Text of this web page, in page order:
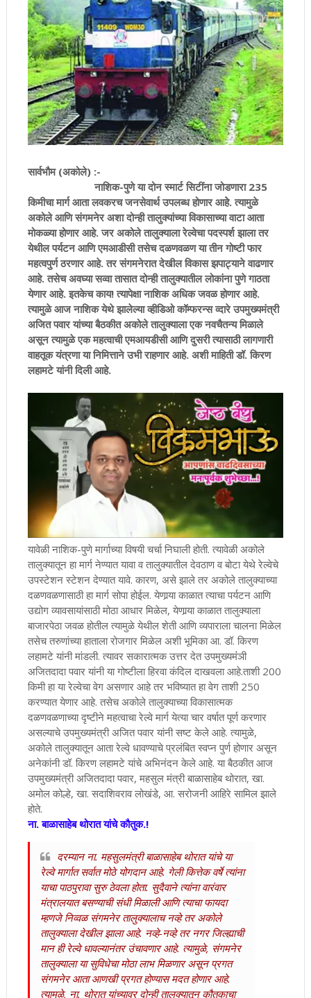
सार्वभौम (अकोले) :-
नाशिक-पुणे या दोन स्मार्ट सिटींना जोडणारा 235
किमीचा मार्ग आता लवकरच जनसेवार्थ उपलब्ध होणार आहेे. त्यामुळे
अकोले आणि संगमनेर अशा दोन्ही तालुक्यांच्या विकासाच्या वाटा आता
मोकळ्या होणार आहे. जर अकोले तालुक्याला रेल्वेचा पदस्पर्श झाला तर
येथील पर्यटन आणि एमआडीसी तसेच दळणवळण या तीन गोष्टी फार
महत्वपुर्ण ठरणार आहे. तर संगमनेरात देखील विकास झपाट्याने वाढणार
आहे. तसेच अवघ्या सव्वा तासात दोन्ही तालुक्यातील लोकांना पुणे गाठता
येणार आहे. इतकेच काय! त्यापेक्षा नाशिक अधिक जवळ होणार आहे.
त्यामुळे आज नाशिक येथे झालेल्या व्हीडिओ कॉम्फरन्स व्दारे उपमुख्यमंत्री
अजित पवार यांच्या बैठकीत अकोले तालुक्याला एक नवचैतन्य मिळाले
असून त्यामुळे एक महत्वाची एमआयडीसी आणि दुसरी त्यासाठी लागणारी
वाहतूक यंत्रणा या निमित्ताने उभी राहणार आहे. अशी माहिती डॉ. किरण
लहामटे यांनी दिली आहे.
यावेळी नाशिक-पुणे मार्गाच्या विषयी चर्चा निघाली होती. त्यावेळी अकोले
तालुक्यातून हा मार्ग नेण्यात यावा व तालुक्यातील देवठाण व बोटा येथे रेल्वेचे
उपस्टेशन स्टेशन देण्यात यावे. कारण, असे झाले तर अकोले तालुक्याच्या
दळणवळणासाठी हा मार्ग सोपा होईल. येणार्‍या काळात त्याचा पर्यटन आणि
उद्योग व्यावसायांसाठी मोठा आधार मिळेल, येणार्‍या काळात तालुक्याला
बाजारपेठा जवळ होतील त्यामुळे येथील शेती आणि व्यपाराला चालना मिळेल
तसेच तरुणांच्या हाताला रोजगार मिळेल अशी भूमिका आ. डॉ. किरण
लहामटे यांनी मांडली. त्यावर सकारात्मक उत्तर देत उपमुख्यमंंञी
अजितदादा पवार यांनी या गोष्टीला हिरवा कंदिल दाखवला आहे.ताशी 200
किमी हा या रेल्वेचा वेग असणार आहे तर भविष्यात हा वेग ताशी 250
करण्यात येणार आहे. तसेच अकोले तालुक्याच्या विकासात्मक
दळणवळणाच्या दृष्टीने महत्वाचा रेल्वे मार्ग येत्या चार वर्षात पूर्ण करणार
असल्याचे उपमुख्यमंत्री अजित पवार यांनी सष्ट केले आहे. त्यामुळे,
अकोले तालुक्यातून आता रेल्वे धावण्याचे प्रलंबित स्वप्न पुर्ण होणार असून
अनेकांनी डॉ. किरण लहामटे यांचे अभिनंदन केले आहे. या बैठकीत आज
उपमुख्यमंत्री अजितदादा पवार, महसुल मंत्री बाळासाहेब थोरात, खा.
अमोल कोल्हे, खा. सदाशिवराव लोखंडे, आ. सरोजनी आहिरे सामिल झाले
होते.
ना. बाळासाहेब थोरात यांचे कौतुक.!
दरम्यान ना. महसुलमंत्री बाळासाहेब थोरात यांचे या
रेल्वे मार्गात सर्वात मोठे योगदान आहे. गेली कित्तेक वर्षे त्यांना
याचा पाठपुरावा सुरु ठेवला होता. सुदैवाने त्यांना वारंवार
मंत्रालयात बसण्याची संधी मिळाली आणि त्याचा फायदा
म्हणजे निव्वळ संगमनेर तालुक्यालाच नव्हे तर अकोले
तालुक्याला देखील झाला आहे. नव्हे-नव्हे तर नगर जिल्ह्याची
मान ही रेल्वे धावल्यानंतर उंचावणार आहे. त्यामुळे, संगमनेर
तालुक्याला या सुविधेचा मोठा लाभ मिळणार असून प्रगत
संगमनेर आता आणखी प्रगत होण्यास मदत होणार आहे.
त्यामुळे, ना. थोरात यांच्यावर दोन्ही तालुक्यातून कौतुकाचा